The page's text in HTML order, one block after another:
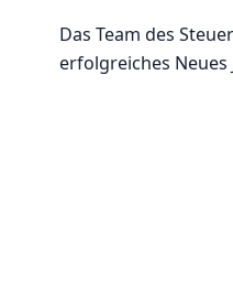
Das Team des
erfolgreiches Neues